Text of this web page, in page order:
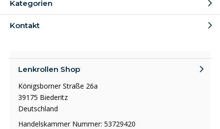
Kategorien
Kontakt
Lenkrollen Shop
Königsborner Straße 26a
39175 Biederitz
Deutschland
Handelskammer Nummer: 53729420